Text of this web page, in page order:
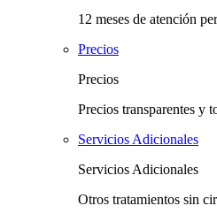
12 meses de atención
Precios
Precios
Precios transparentes y
Servicios Adicionales
Servicios Adicionales
Otros tratamientos sin